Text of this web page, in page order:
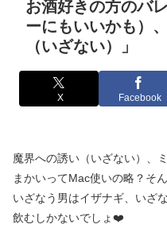
お酒好きの方のバ
ーにもいいかも）
（いざない）」
X Facebook
魔界への誘い（いざない）、
まかいってMac使いの略？そ
いざなう男はイザナギ、いざ
飲むしかないでしょ❤️